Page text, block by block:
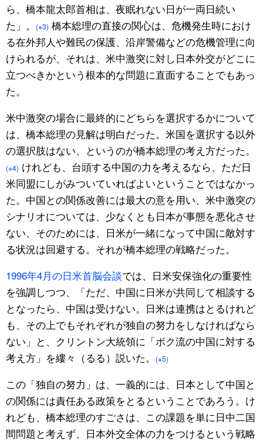
ら、橋本龍太郎首相は、夜眠れない日が一両日続い
た」。
(※3) 橋本総理の直接の関心は、危機発生時におけ
る在外邦人や難民の保護、沿岸警備などの危機管理に向
けられるが、それは、米中激突に対し日本外交がどこに
立つべきかという根本的な問題に直面することでもあっ
た。
米中激突の場合に最終的にどちらを選択するかについて
は、橋本総理の見解は明白だった。米国を選択する以外
の選択肢はない、というのが橋本総理の考え方だった。
(※4) けれども、台頭する中国の力を考えるなら、ただ日
米同盟にしがみついていればよいということではなかっ
た。中国との関係改善には最大の意を用い、米中激突の
シナリオについては、少なくとも日本が事態を悪化させ
ない、そのためには、日米が一緒になって中国に敵対す
る状況は回避する。それが橋本総理の戦略だった。
1996年4月の日米首脳会談では、日米安保強化の重要性
を強調しつつ、「ただ、中国に日米が共同して相談する
となったら、中国は受けない。日米は連携はとるけれど
も、その上でもそれぞれが独自の努力をしなければなら
ない」と、クリントン大統領に「ボク流の中国に対する
考え方」を縷々（るる）説いた。
(※5)
この「独自の努力」は、一義的には、日本として中国と
の関係には責任ある政策をとるということであろう。け
れども、橋本総理のすごさは、この課題を単に日中二国
間問題と考えず、日本外交全体の力をつけるという戦略